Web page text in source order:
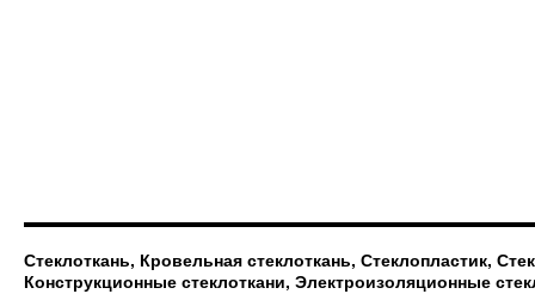
Стеклоткань, Кровельная стеклоткань, Стеклопластик,
Конструкционные стеклоткани, Электроизоляционные